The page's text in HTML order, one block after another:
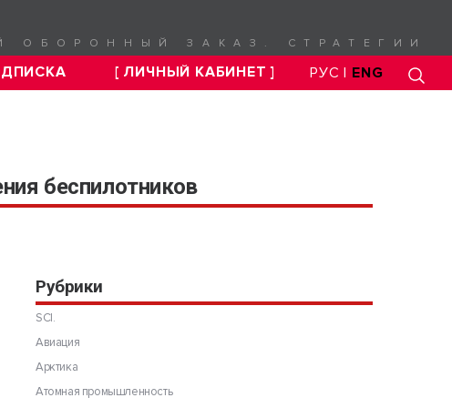
ОБОРОННЫЙ ЗАКАЗ. СТРАТЕГИИ
[ ЛИЧНЫЙ КАБИНЕТ ] РУС | ENG
беспилотников
Рубрики
SCI.
Авиация
Арктика
Атомная промышленность